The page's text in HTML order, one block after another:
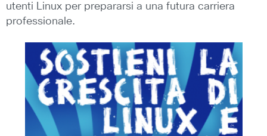
utenti Linux per prepararsi a una futura carriera
professionale.